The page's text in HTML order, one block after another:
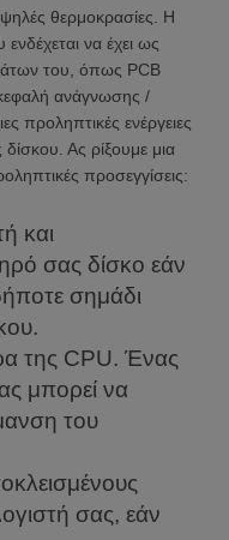
θερμοκρασίες. Η
να έχει ως
του, όπως PCB
ανάγνωσης /
προληπτικές ενέργειες
Ας ρίξουμε μια
προσεγγίσεις:
και
σας δίσκο εάν
σημάδι
της CPU. Ένας
μπορεί να
του
σας, εάν